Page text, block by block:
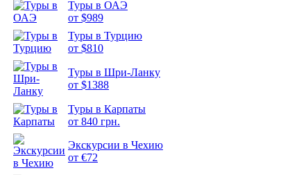
Туры в ОАЭ
от $989
Туры в Турцию
от $810
Туры в Шри-Ланку
от $1388
Туры в Карпаты
от 840 грн.
Экскурсии в Чехию
от €72